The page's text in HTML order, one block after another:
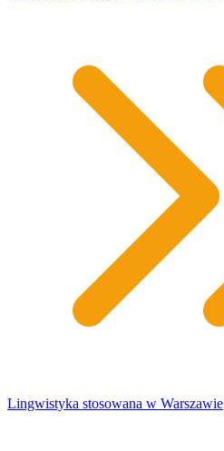
Lingwistyka stosowana w Warszawie